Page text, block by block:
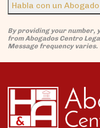
Habla con un Abogado
By providing your number,
from Abogados Centro
Message frequency varies.